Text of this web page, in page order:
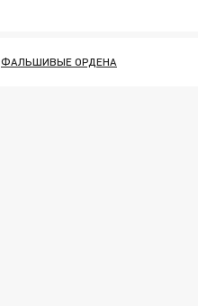
ФАЛЬШИВЫЕ ОРДЕНА